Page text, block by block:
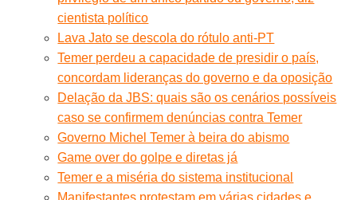
cientista político
Lava Jato se descola do rótulo anti-PT
Temer perdeu a capacidade de presidir o país,
concordam lideranças do governo e da oposição
Delação da JBS: quais são os cenários possíveis
caso se confirmem denúncias contra Temer
Governo Michel Temer à beira do abismo
Game over do golpe e diretas já
Temer e a miséria do sistema institucional
Manifestantes protestam em várias cidades e